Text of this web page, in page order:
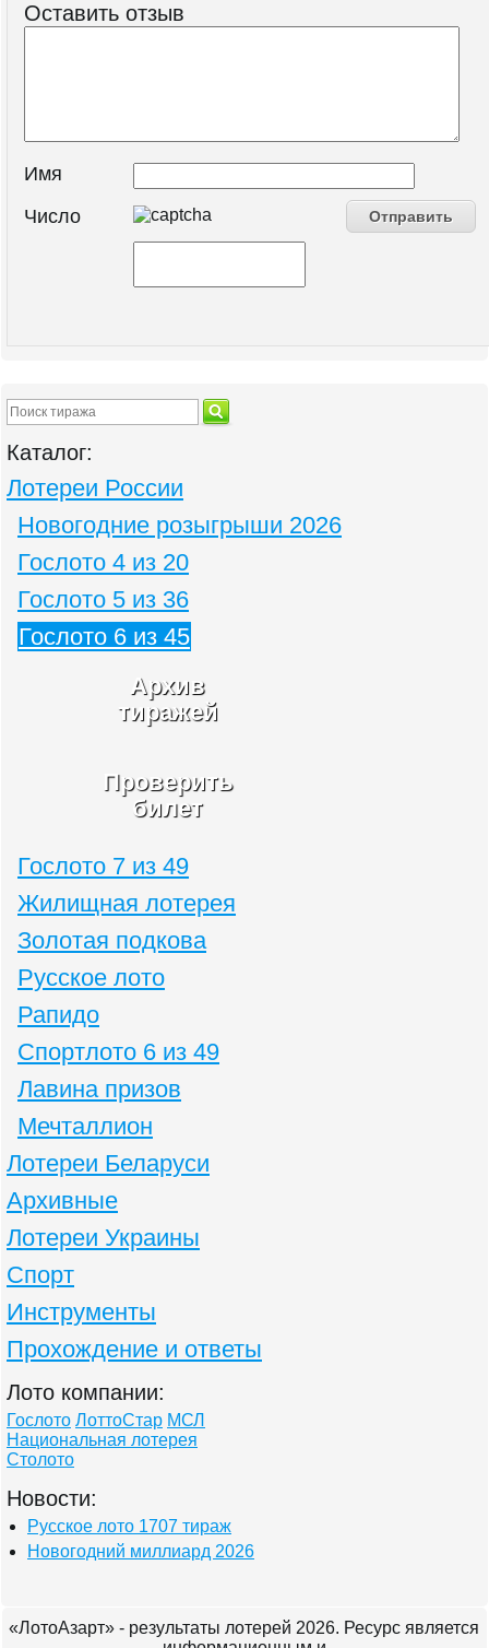
Оставить отзыв
Имя
Число
Каталог:
Лотереи России
Новогодние розыгрыши 2026
Гослото 4 из 20
Гослото 5 из 36
Гослото 6 из 45
Архив
тиражей
Проверить
билет
Гослото 7 из 49
Жилищная лотерея
Золотая подкова
Русское лото
Рапидо
Спортлото 6 из 49
Лавина призов
Мечталлион
Лотереи Беларуси
Архивные
Лотереи Украины
Спорт
Инструменты
Прохождение и ответы
Лото компании:
Гослото ЛоттоСтар МСЛ
Национальная лотерея
Столото
Новости:
Русское лото 1707 тираж
Новогодний миллиард 2026
«ЛотоАзарт» - результаты лотерей 2026. Ресурс является